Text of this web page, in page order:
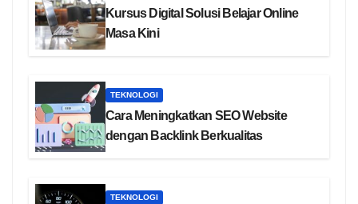
Kursus Digital Solusi Belajar Online
Masa Kini
TEKNOLOGI
Cara Meningkatkan SEO Website
dengan Backlink Berkualitas
TEKNOLOGI